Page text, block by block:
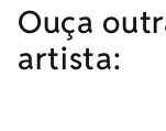
Ouça
artista: